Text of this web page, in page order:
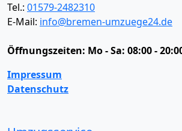
Tel.: 01579-2482310
E-Mail: info@bremen-umzuege24.de
Öffnungszeiten: Mo - Sa: 08:00 -
Impressum
Datenschutz